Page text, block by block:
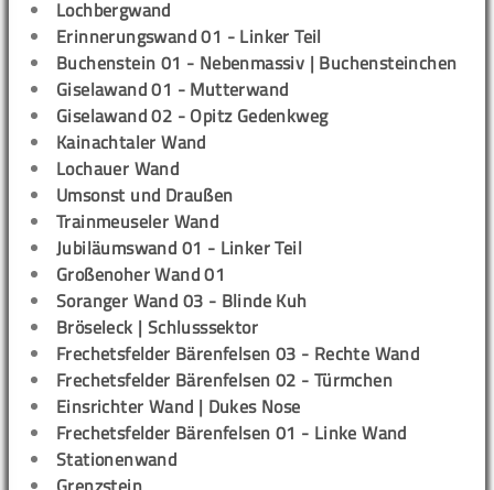
Lochbergwand
Erinnerungswand 01 - Linker Teil
Buchenstein 01 - Nebenmassiv | Buchensteinchen
Giselawand 01 - Mutterwand
Giselawand 02 - Opitz Gedenkweg
Kainachtaler Wand
Lochauer Wand
Umsonst und Draußen
Trainmeuseler Wand
Jubiläumswand 01 - Linker Teil
Großenoher Wand 01
Soranger Wand 03 - Blinde Kuh
Bröseleck | Schlusssektor
Frechetsfelder Bärenfelsen 03 - Rechte Wand
Frechetsfelder Bärenfelsen 02 - Türmchen
Einsrichter Wand | Dukes Nose
Frechetsfelder Bärenfelsen 01 - Linke Wand
Stationenwand